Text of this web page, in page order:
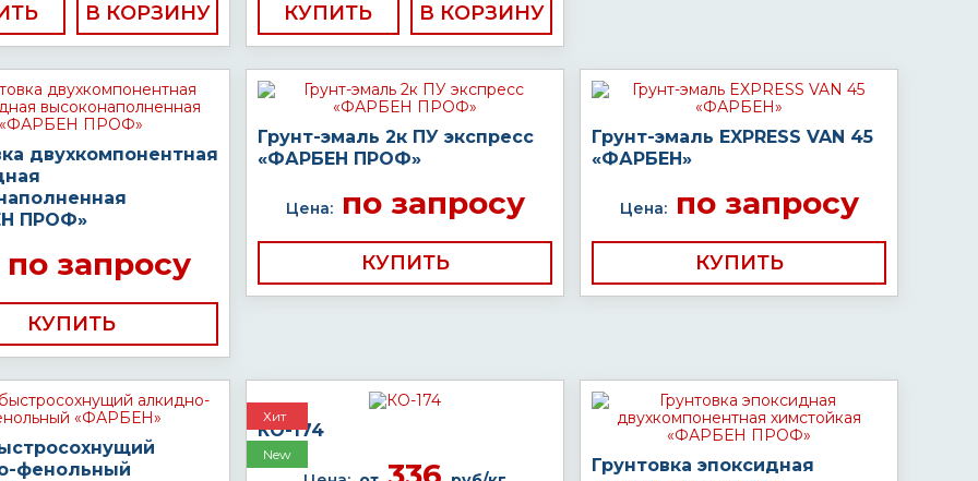
КУПИТЬ
двухкомпонентная
ПРОФ»
запросу
КУПИТЬ
Грунт-эмаль 2к ПУ экспресс
«ФАРБЕН ПРОФ»
Цена:по запросу
КУПИТЬ
Грунт-эмаль EXPRESS VAN 45
«ФАРБЕН»
Цена:по запросу
КУПИТЬ
фенольный
Хит
New
КО-174
Грунтовка эпоксидная